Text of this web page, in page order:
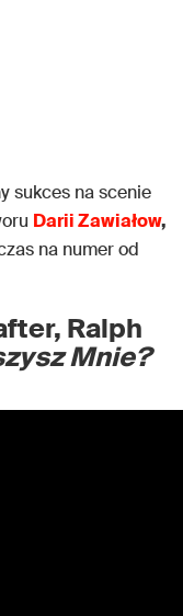
sukces na scenie
Darii Zawiałow,
na numer od
Ralph
Mnie?